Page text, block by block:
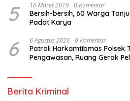
5 16 Maret 2019 0 Komentar
Bersih-bersih, 60 Warga
Padat Karya
6 6 Agustus 2026 0 Komentar
Patroli Harkamtibmas Polsek
Pengawasan, Ruang Gerak
Berita Kriminal